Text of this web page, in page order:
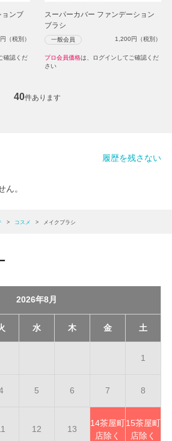
ョンブ
円（税別）
確認くだ
スーパーカバー ファンデーション
ブラシ
一般会員 1,200円（税別）
プロ会員価格は、ログインしてご確認くだ
さい
40件あります
履歴を残さない
ん。
> コスメ > メイクブラシ
2026年8月
水 木 金 土
1
5 6 7 8
12 13
14茶屋町
店除く
15茶屋町
店除く